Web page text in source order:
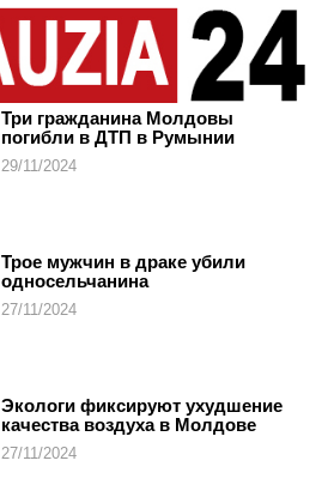
Три гражданина Молдовы
погибли в ДТП в Румынии
29/11/2024
Трое мужчин в драке убили
односельчанина
27/11/2024
Экологи фиксируют ухудшение
качества воздуха в Молдове
27/11/2024